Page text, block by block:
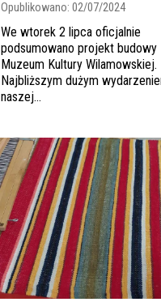
Opublikowano:02/07/2024
We wtorek 2 lipca oficjalnie
podsumowano projekt budowy
Muzeum Kultury Wilamowskiej.
Najbliższym dużym
naszej...